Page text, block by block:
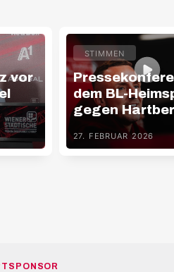
vor
STIMMEN
dem BL-
gegen
27. FEBRUAR 2026